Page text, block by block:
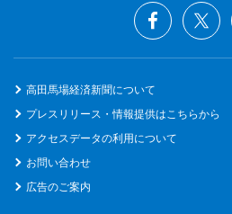
高田馬場経済新聞について
プレスリリース・情報提供はこちらから
アクセスデータの利用について
お問い合わせ
広告のご案内